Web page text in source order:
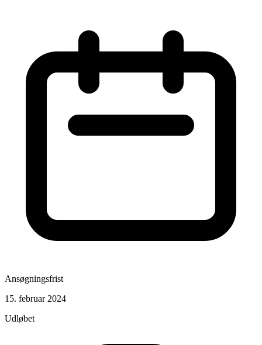
Ansøgningsfrist
15. februar 2024
Udløbet